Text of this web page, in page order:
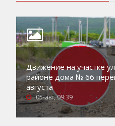
Движение на участке
районе дома № 66
августа
05-авг, 09:39